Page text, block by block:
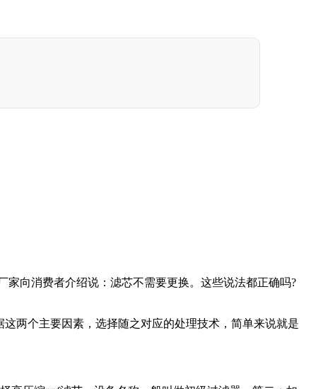
家向消费者介绍说：滤芯不需要更换。这些说法都正确吗?
两个主要因素，选择随之对应的处理技术，简单来说就是